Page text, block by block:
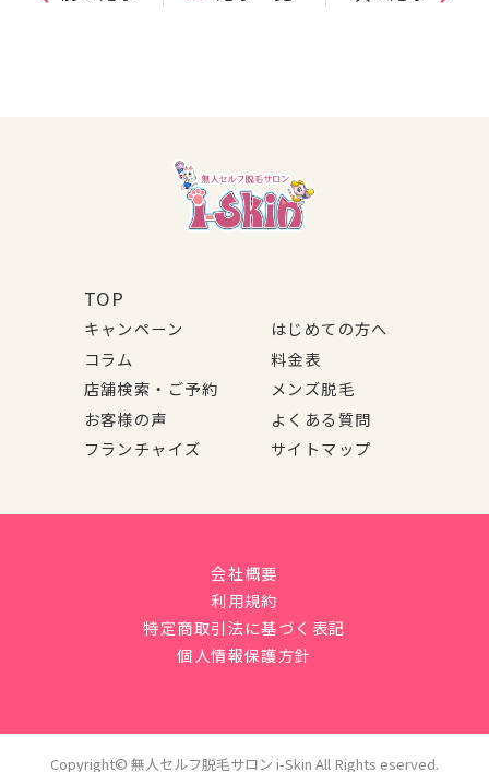
TOP
キャンペーン
はじめての方へ
コラム
料金表
店舗検索・ご予約
メンズ脱毛
お客様の声
よくある質問
フランチャイズ
サイトマップ
会社概要
利用規約
特定商取引法に基づく表記
個人情報保護方針
Copyright© 無人セルフ脱毛サロン i-Skin All Rights eserved.